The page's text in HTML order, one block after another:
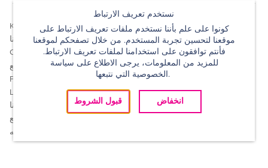
Kao
اتصلي بنا
Change Country
خريطة الموقع
Privacy policy
Legal
منتجاتنا
منافذ البيع
من بيوريه
تجدنا على:
محفوظة.
نستخدم تعريف الارتباط
كونوا على علم بأننا نستخدم ملفات تعريف الارتباط على
موقعنا لتحسين تجربة المستخدم. من خلال تصفحكم لموقعنا
فأنتم توافقون على استخدامنا لملفات تعريف الارتباط.
للمزيد من المعلومات، يرجى الاطلاع على سياسة
الخصوصية التي نتبعها.
قبول الشروط انخفاض